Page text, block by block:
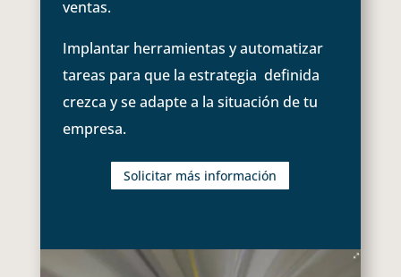
ventas.
Implantar herramientas y automatizar
tareas para que la estrategia definida
crezca y se adapte a la situación de tu
empresa.
Solicitar más información